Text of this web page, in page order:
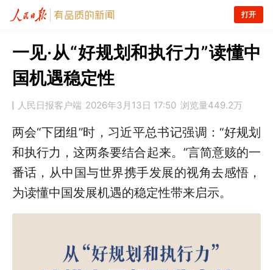
打开
一见·从“好规划和执行力”读懂中
国机遇稳定性
人民日报客户端 2026年3月13日 17:50 浏览量449.2万
两会“下团组”时，习近平总书记强调：“好规划
和执行力，这两条要结合起来。”言简意赅的一
番话，从中国与世界携手发展的视角去感悟，
为读懂中国发展机遇的稳定性带来启示。